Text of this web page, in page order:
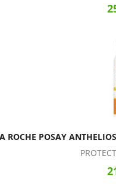
ROCHE POSAY